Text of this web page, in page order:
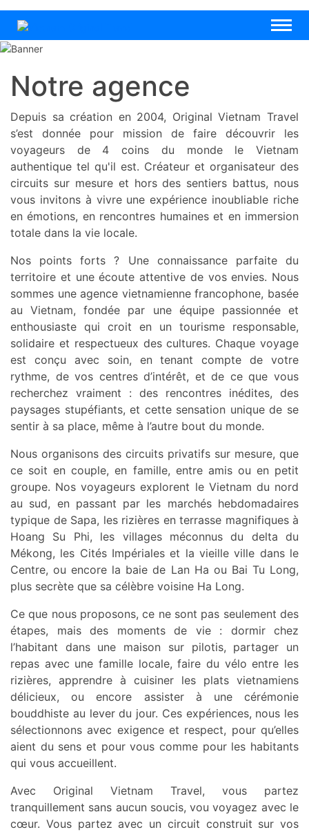
Notre agence
Depuis sa création en 2004, Original Vietnam Travel
s’est donnée pour mission de faire découvrir les
voyageurs de 4 coins du monde le Vietnam
authentique tel qu'il est. Créateur et organisateur des
circuits sur mesure et hors des sentiers battus, nous
vous invitons à vivre une expérience inoubliable riche
en émotions, en rencontres humaines et en immersion
totale dans la vie locale.
Nos points forts ? Une connaissance parfaite du
territoire et une écoute attentive de vos envies. Nous
sommes une agence vietnamienne francophone, basée
au Vietnam, fondée par une équipe passionnée et
enthousiaste qui croit en un tourisme responsable,
solidaire et respectueux des cultures. Chaque voyage
est conçu avec soin, en tenant compte de votre
rythme, de vos centres d’intérêt, et de ce que vous
recherchez vraiment : des rencontres inédites, des
paysages stupéfiants, et cette sensation unique de se
sentir à sa place, même à l’autre bout du monde.
Nous organisons des circuits privatifs sur mesure, que
ce soit en couple, en famille, entre amis ou en petit
groupe. Nos voyageurs explorent le Vietnam du nord
au sud, en passant par les marchés hebdomadaires
typique de Sapa, les rizières en terrasse magnifiques à
Hoang Su Phi, les villages méconnus du delta du
Mékong, les Cités Impériales et la vieille ville dans le
Centre, ou encore la baie de Lan Ha ou Bai Tu Long,
plus secrète que sa célèbre voisine Ha Long.
Ce que nous proposons, ce ne sont pas seulement des
étapes, mais des moments de vie : dormir chez
l’habitant dans une maison sur pilotis, partager un
repas avec une famille locale, faire du vélo entre les
rizières, apprendre à cuisiner les plats vietnamiens
délicieux, ou encore assister à une cérémonie
bouddhiste au lever du jour. Ces expériences, nous les
sélectionnons avec exigence et respect, pour qu’elles
aient du sens et pour vous comme pour les habitants
qui vous accueillent.
Avec Original Vietnam Travel, vous partez
tranquillement sans aucun soucis, vou voyagez avec le
cœur. Vous partez avec un circuit construit sur vos